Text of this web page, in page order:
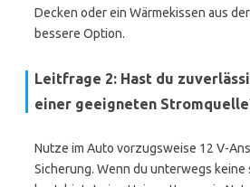
Decken oder ein Wärmekissen aus
bessere Option.
Leitfrage 2: Hast du
einer geeigneten
Nutze im Auto vorzugsweise 12 V-
Sicherung. Wenn du unterwegs